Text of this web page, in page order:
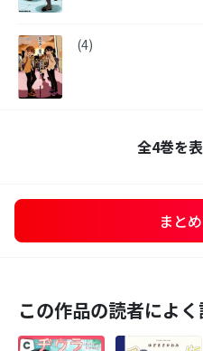
(4)
全4巻を
まと
この作品の読者によ